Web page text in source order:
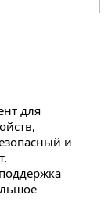
для
и